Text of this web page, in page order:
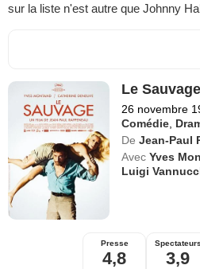
sur la liste n'est autre que Johnny
Le Sauvage
26 novembre
Comédie
De Jean-Paul
Avec Yves
Luigi
Presse
4,8
Spectateurs
3,9